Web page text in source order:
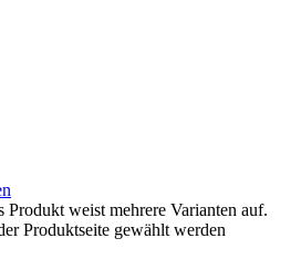
Produkt weist mehrere Varianten auf.
Produktseite gewählt werden